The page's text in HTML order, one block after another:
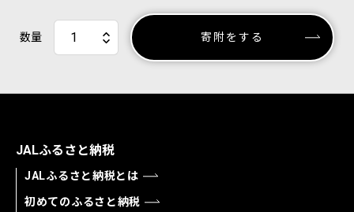
数量 寄附をする
JALふるさと納税
JALふるさと納税とは
初めてのふるさと納税